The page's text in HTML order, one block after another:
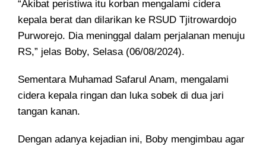
“Akibat peristiwa itu korban mengalami cidera
kepala berat dan dilarikan ke RSUD Tjitrowardojo
Purworejo. Dia meninggal dalam perjalanan menuju
RS,” jelas Boby, Selasa (06/08/2024).
Sementara Muhamad Safarul Anam, mengalami
cidera kepala ringan dan luka sobek di dua jari
tangan kanan.
Dengan adanya kejadian ini, Boby mengimbau agar